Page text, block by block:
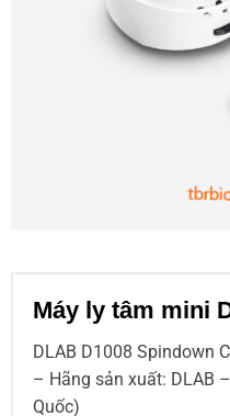
Máy ly tâm mini
DLAB D1008 Spindown
– Hãng sản xuất: DLAB
Quốc)